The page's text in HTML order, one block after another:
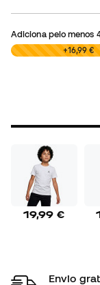
Adiciona pelo menos
0,00 € +16,99 €
19,99 €
Envio